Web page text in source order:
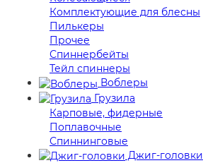
Комплектующие для блесны
Пилькеры
Прочее
Спиннербейты
Тейл спиннеры
Воблеры
Грузила
Карповые, фидерные
Поплавочные
Спиннинговые
Джиг-головки